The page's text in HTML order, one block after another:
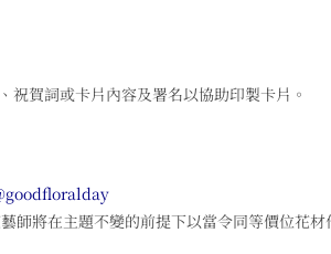
賀詞或卡片內容及署名以協助印製卡片。
師將在主題不變的前提下以當令同等價位花